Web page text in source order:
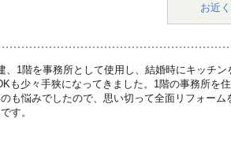
お近
、1階を事務所として使用し、結婚時にキッチ
も少々手狭になってきました。1階の事務所を
も悩みでしたので、思い切って全面リフォー
す。